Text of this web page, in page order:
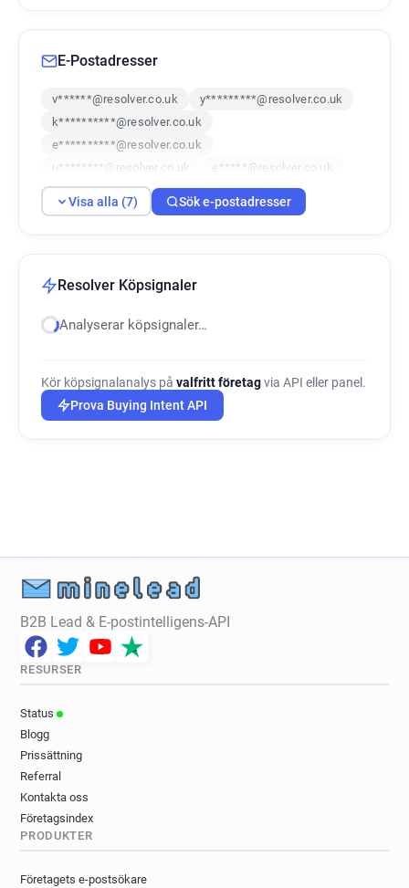
E-Postadresser
v******@resolver.co.uk
y*********@resolver.co.uk
k**********@resolver.co.uk
e**********@resolver.co.uk
u********@resolver.co.uk
e*****@resolver.co.uk
f********@resolver.co.uk
Visa alla (7) Sök e-postadresser
Resolver Köpsignaler
Analyserar köpsignaler…
Kör köpsignalanalys på valfritt företagvia API eller panel.
Prova Buying Intent API
B2B Lead & E-postintelligens-API
RESURSER
Status
Blogg
Prissättning
Referral
Kontakta oss
Företagsindex
PRODUKTER
Företagets e-postsökare